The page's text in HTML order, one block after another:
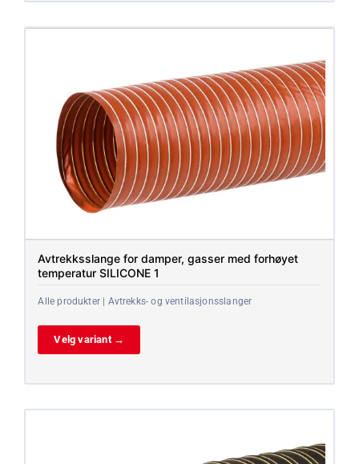
Avtrekksslange for damper, gasser med forhøyet
temperatur SILICONE 1
Alle produkter | Avtrekks- og ventilasjonsslanger
Velg variant →